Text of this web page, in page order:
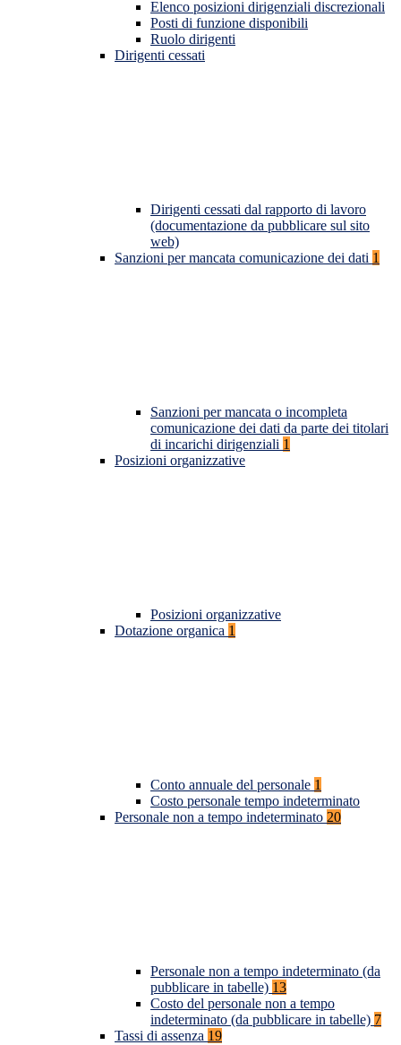
Elenco posizioni dirigenziali discrezionali
Posti di funzione disponibili
Ruolo dirigenti
Dirigenti cessati
Dirigenti cessati dal rapporto di lavoro
(documentazione da pubblicare sul sito
web)
Sanzioni per mancata comunicazione dei dati 1
Sanzioni per mancata o incompleta
comunicazione dei dati da parte dei titolari
di incarichi dirigenziali 1
Posizioni organizzative
Posizioni organizzative
Dotazione organica 1
Conto annuale del personale 1
Costo personale tempo indeterminato
Personale non a tempo indeterminato 20
Personale non a tempo indeterminato (da
pubblicare in tabelle) 13
Costo del personale non a tempo
indeterminato (da pubblicare in tabelle) 7
Tassi di assenza 19